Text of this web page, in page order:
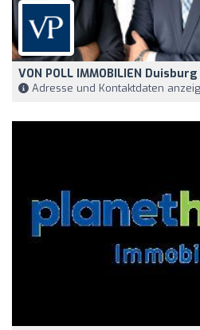
VON POLL IMMOBILIEN Duisburg
Adresse und Kontaktdaten